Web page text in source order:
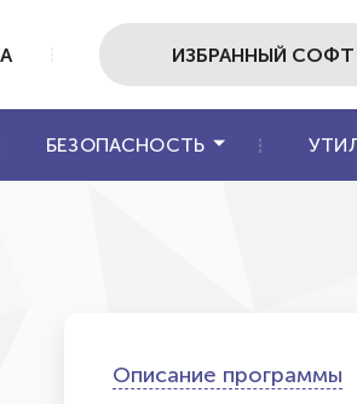
ИЗБРАННЫЙ СОФТ
БЕЗОПАСНОСТЬ
Описание программы